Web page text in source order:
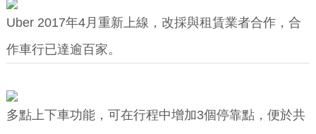
Uber 2017年4月重新上線，改採與租賃業者合作，合
作車行已達逾百家。
多點上下車功能，可在行程中增加3個停靠點，便於共